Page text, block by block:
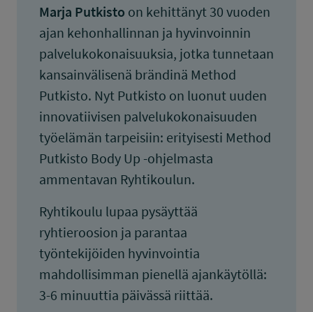
Marja Putkisto on kehittänyt 30 vuoden
ajan kehonhallinnan ja hyvinvoinnin
palvelukokonaisuuksia, jotka tunnetaan
kansainvälisenä brändinä Method
Putkisto. Nyt Putkisto on luonut uuden
innovatiivisen palvelukokonaisuuden
työelämän tarpeisiin: erityisesti Method
Putkisto Body Up -ohjelmasta
ammentavan Ryhtikoulun.
Ryhtikoulu lupaa pysäyttää
ryhtieroosion ja parantaa
työntekijöiden hyvinvointia
mahdollisimman pienellä ajankäytöllä:
3-6 minuuttia päivässä riittää.